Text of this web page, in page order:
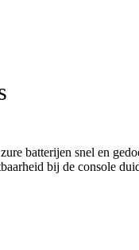
batterijen snel en
bij de console